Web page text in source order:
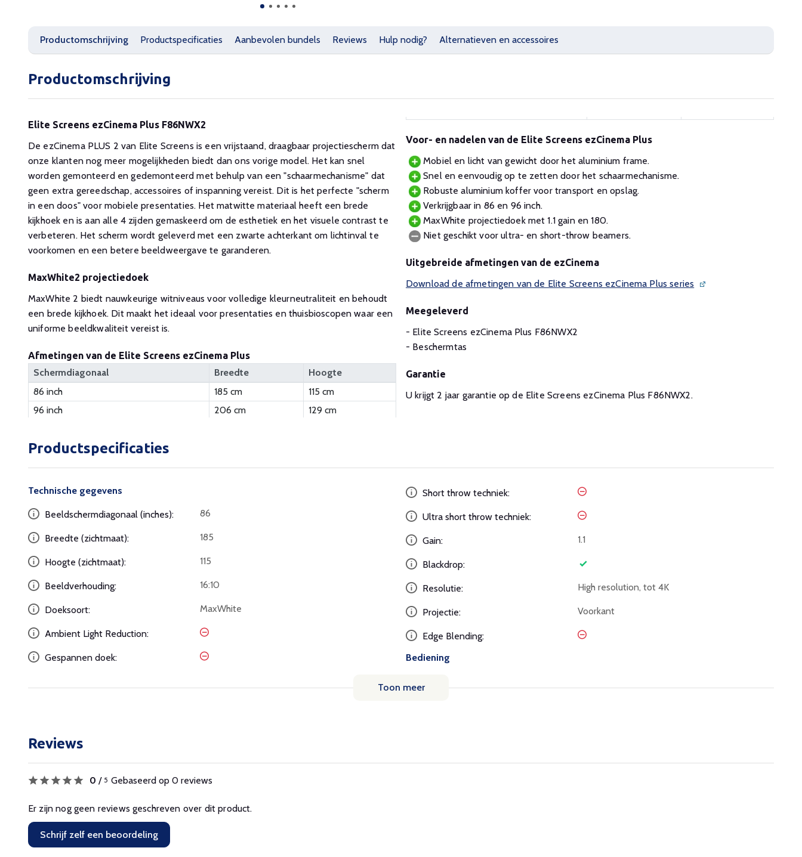
Productomschrijving Productspecificaties Aanbevolen bundels Reviews Hulp nodig? Alternatieven en accessoires
Productomschrijving
Elite Screens ezCinema Plus F86NWX2
De ezCinema PLUS 2 van Elite Screens is een vrijstaand, draagbaar projectiescherm dat
onze klanten nog meer mogelijkheden biedt dan ons vorige model. Het kan snel
worden gemonteerd en gedemonteerd met behulp van een "schaarmechanisme" dat
geen extra gereedschap, accessoires of inspanning vereist. Dit is het perfecte "scherm
in een doos" voor mobiele presentaties. Het matwitte materiaal heeft een brede
kijkhoek en is aan alle 4 zijden gemaskeerd om de esthetiek en het visuele contrast te
verbeteren. Het scherm wordt geleverd met een zwarte achterkant om lichtinval te
voorkomen en een betere beeldweergave te garanderen.
MaxWhite2 projectiedoek
MaxWhite 2 biedt nauwkeurige witniveaus voor volledige kleurneutraliteit en behoudt
een brede kijkhoek. Dit maakt het ideaal voor presentaties en thuisbioscopen waar een
uniforme beeldkwaliteit vereist is.
Afmetingen van de Elite Screens ezCinema Plus
Schermdiagonaal Breedte
Hoogte
86 inch
185 cm
115 cm
96 inch
206 cm 129 cm
Voor- en nadelen van de Elite Screens ezCinema Plus
Mobiel en licht van gewicht door het aluminium frame.
Snel en eenvoudig op te zetten door het schaarmechanisme.
Robuste aluminium koffer voor transport en opslag.
Verkrijgbaar in 86 en 96 inch.
MaxWhite projectiedoek met 1.1 gain en 180.
Niet geschikt voor ultra- en short-throw beamers.
Uitgebreide afmetingen van de ezCinema
Download de afmetingen van de Elite Screens ezCinema Plus series
Meegeleverd
- Elite Screens ezCinema Plus F86NWX2
- Beschermtas
Garantie
U krijgt 2 jaar garantie op de Elite Screens ezCinema Plus F86NWX2.
Productspecificaties
Technische gegevens
Beeldschermdiagonaal (inches): 86
Breedte (zichtmaat): 185
Hoogte (zichtmaat): 115
Beeldverhouding: 16:10
Doeksoort: MaxWhite
Ambient Light Reduction:
Gespannen doek:
Short throw techniek:
Ultra short throw techniek:
Gain: 1.1
Blackdrop:
Resolutie: High resolution, tot 4K
Projectie: Voorkant
Edge Blending:
Bediening
Toon meer
Reviews
0 / 5 Gebaseerd op 0 reviews
Er zijn nog geen reviews geschreven over dit product.
Schrijf zelf een beoordeling